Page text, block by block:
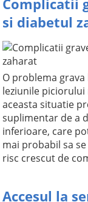
Complicatii
si diabetul
O problema
leziunile
aceasta situatie
suplimentar de a
inferioare, care
mai probabil sa
risc crescut de
Accesul la